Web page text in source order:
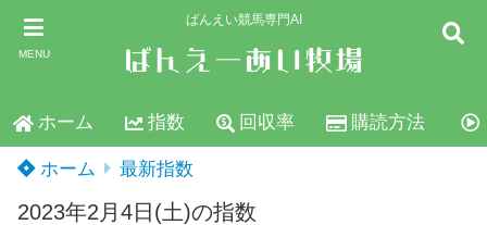
MENU
ばんえい競馬専門AI
ホーム 指数 回収率 購読方法
ホーム 最新指数
2023年2月4日(土)の指数